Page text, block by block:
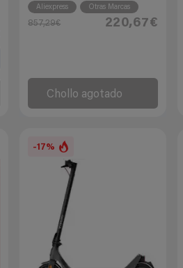
Aliexpress Otras Marcas
857,29€ 220,67€
Chollo agotado
-17%